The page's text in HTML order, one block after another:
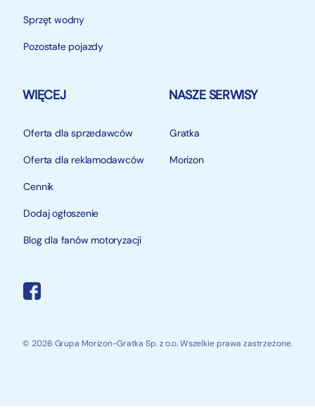
Sprzęt wodny
Pozostałe pojazdy
WIĘCEJ
Oferta dla sprzedawców
Oferta dla reklamodawców
Cennik
Dodaj ogłoszenie
Blog dla fanów motoryzacji
NASZE SERWISY
Gratka
Morizon
© 2026 Grupa Morizon-Gratka Sp. z o.o. Wszelkie prawa zastrzeżone.